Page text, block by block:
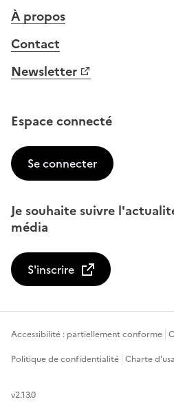
À propos
Contact
Newsletter
Espace connecté
Se connecter
Je souhaite suivre
média
S'inscrire
Accessibilité : partiellement conforme
Politique de confidentialité Charte
v2.13.0